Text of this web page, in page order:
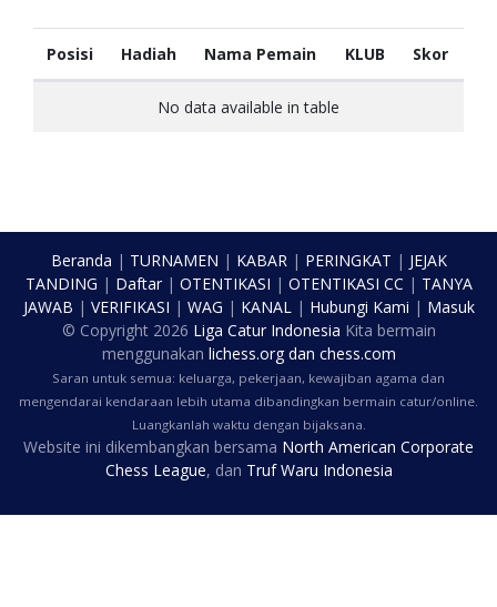
Posisi Hadiah Nama Pemain KLUB Skor
No data available in table
Beranda | TURNAMEN | KABAR| PERINGKAT | JEJAK
TANDING | Daftar| OTENTIKASI | OTENTIKASI CC | TANYA
JAWAB | VERIFIKASI | WAG | KANAL| Hubungi Kami | Masuk
© Copyright 2026 Liga Catur Indonesia Kita bermain
menggunakan lichess.orgdan chess.com
Saran untuk semua: keluarga, pekerjaan, kewajiban agama dan
mengendarai kendaraan lebih utama dibandingkan bermain catur/online.
Luangkanlah waktu dengan bijaksana.
Website ini dikembangkan bersama North American Corporate
Chess League, dan Truf Waru Indonesia